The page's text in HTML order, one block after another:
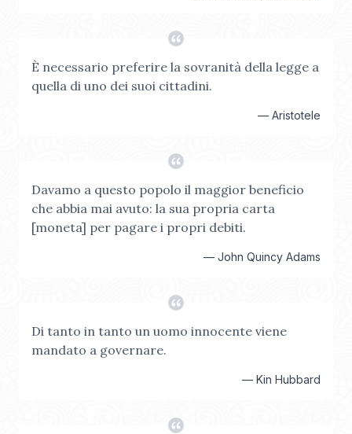
È necessario preferire la sovranità della legge a
quella di uno dei suoi cittadini.
— Aristotele
Davamo a questo popolo il maggior beneficio
che abbia mai avuto: la sua propria carta
[moneta] per pagare i propri debiti.
— John Quincy Adams
Di tanto in tanto un uomo innocente viene
mandato a governare.
— Kin Hubbard